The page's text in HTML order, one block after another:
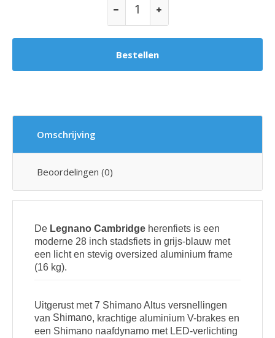
Omschrijving
Beoordelingen (0)
De Legnano Cambridge herenfiets is een
moderne 28 inch stadsfiets in grijs-blauw met
een licht en stevig oversized aluminium frame
(16 kg).
Uitgerust met 7 Shimano Altus versnellingen
van Shimano, krachtige aluminium V-brakes en
een Shimano naafdynamo met LED-verlichting